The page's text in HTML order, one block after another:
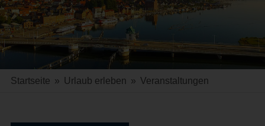
Startseite » Urlaub erleben » Veranstaltungen